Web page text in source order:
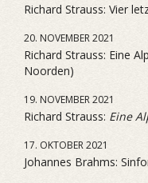
Richard Strauss: Vier
20. NOVEMBER 2021
Richard Strauss: Eine
Noorden)
19. NOVEMBER 2021
Richard Strauss: Eine
17. OKTOBER 2021
Johannes Brahms: